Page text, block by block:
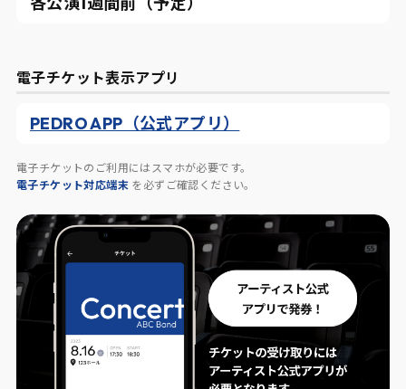
電子チケット表示アプリ
PEDRO APP（公式アプリ）
電子チケットのご利用にはスマホが必要です。
電子チケット対応端末 を必ずご確認ください。